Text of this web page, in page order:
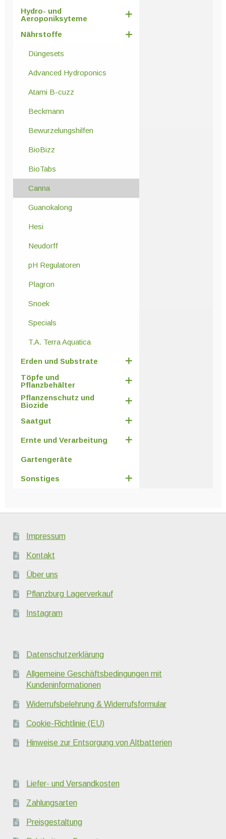
Hydro- und
Aeroponiksyteme
Nährstoffe
Düngesets
Advanced Hydroponics
Atami B-cuzz
Beckmann
Bewurzelungshilfen
BioBizz
BioTabs
Canna
Guanokalong
Hesi
Neudorff
pH Regulatoren
Plagron
Snoek
Specials
T.A. Terra Aquatica
Erden und Substrate
Töpfe und
Pflanzbehälter
Pflanzenschutz und
Biozide
Saatgut
Ernte und Verarbeitung
Gartengeräte
Sonstiges
Impressum
Kontakt
Über uns
Pflanzburg Lagerverkauf
Instagram
Datenschutzerklärung
Allgemeine Geschäftsbedingungen mit
Kundeninformationen
Widerrufsbelehrung & Widerrufsformular
Cookie-Richtlinie (EU)
Hinweise zur Entsorgung von Altbatterien
Liefer- und Versandkosten
Zahlungsarten
Preisgestaltung